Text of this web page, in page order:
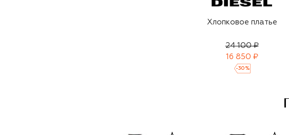
Хлопковое платье
24 100 ₽
16 850 ₽
-30 %